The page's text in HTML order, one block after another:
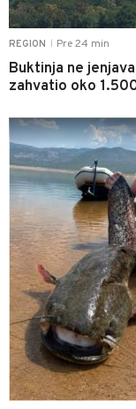
REGION Pre 24 min
Buktinja ne
zahvatio oko